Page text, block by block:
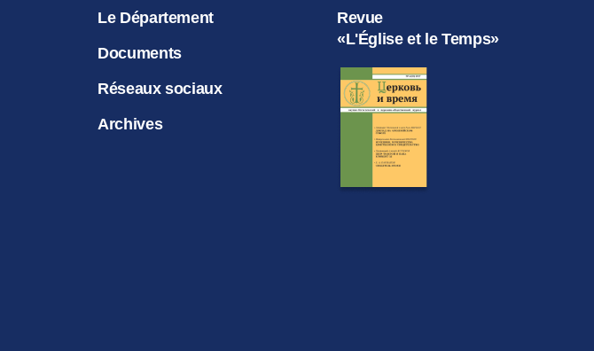
Le Département
Documents
Réseaux sociaux
Archives
Revue
«L'Église et le Temps»